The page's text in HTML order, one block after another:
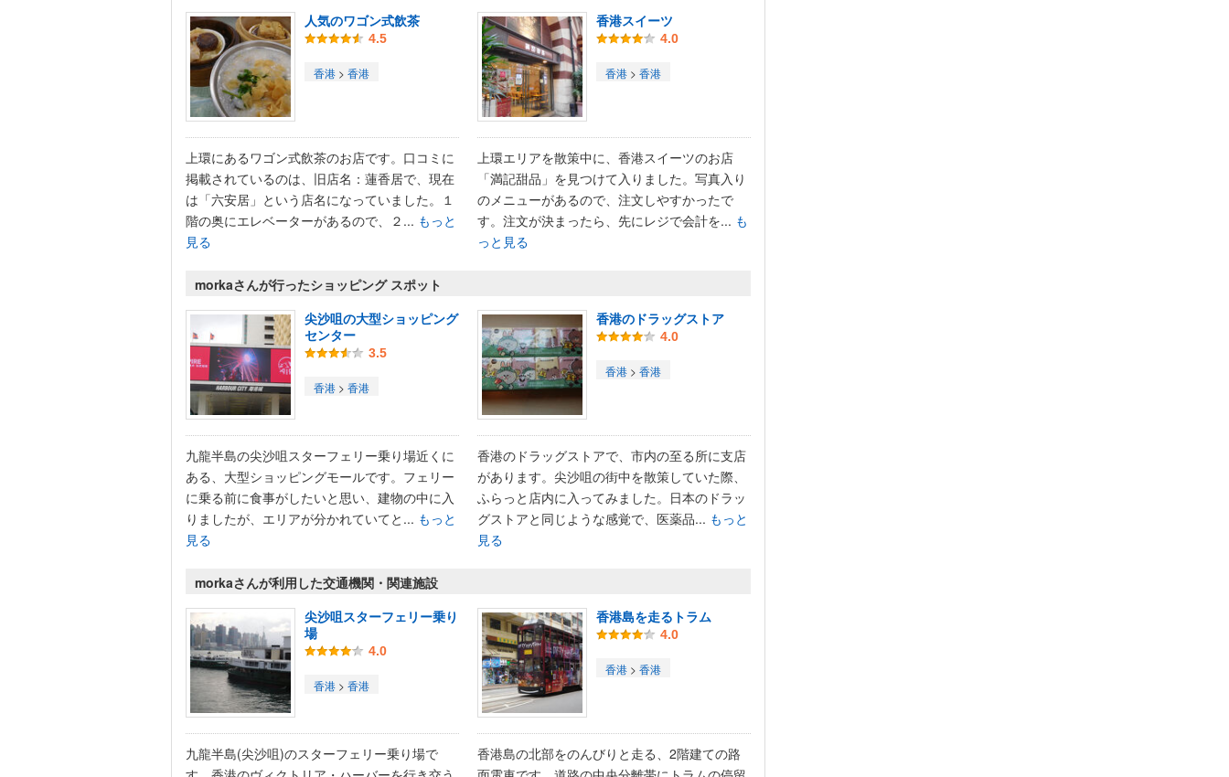
人気のワゴン式飲茶
4.5
香港 > 香港
上環にあるワゴン式飲茶のお店です。口コミに
掲載されているのは、旧店名：蓮香居で、現在
は「六安居」という店名になっていました。１
階の奥にエレベーターがあるので、２... もっと
見る
香港スイーツ
4.0
香港 > 香港
上環エリアを散策中に、香港スイーツのお店
「満記甜品」を見つけて入りました。写真入り
のメニューがあるので、注文しやすかったで
す。注文が決まったら、先にレジで会計を... も
っと見る
morkaさんが行ったショッピング スポット
尖沙咀の大型ショッピング
センター
3.5
香港 > 香港
九龍半島の尖沙咀スターフェリー乗り場近くに
ある、大型ショッピングモールです。フェリー
に乗る前に食事がしたいと思い、建物の中に入
りましたが、エリアが分かれていてと... もっと
見る
香港のドラッグストア
4.0
香港 > 香港
香港のドラッグストアで、市内の至る所に支店
があります。尖沙咀の街中を散策していた際、
ふらっと店内に入ってみました。日本のドラッ
グストアと同じような感覚で、医薬品... もっと
見る
morkaさんが利用した交通機関・関連施設
尖沙咀スターフェリー乗り
場
4.0
香港 > 香港
九龍半島(尖沙咀)のスターフェリー乗り場で
香港島を走るトラム
4.0
香港 > 香港
香港島の北部をのんびりと走る、2階建ての路